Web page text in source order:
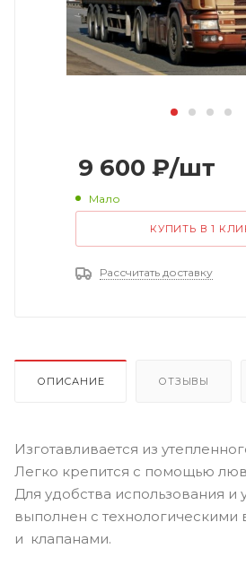
9 600 ₽/шт
Мало
КУПИТЬ В 1
Рассчитать доставку
ОПИСАНИЕ ОТЗЫВЫ
Изготавливается из
Легко крепится с помощью
Для удобства использования и
выполнен с технологическими
и клапанами.